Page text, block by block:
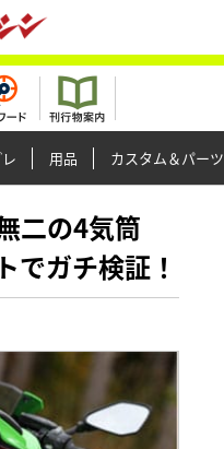
用品 カスタム＆パーツ
二の4気筒
でガチ検証！